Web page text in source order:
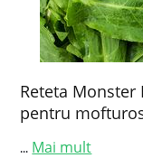
Reteta Monster
pentru
... Mai mult